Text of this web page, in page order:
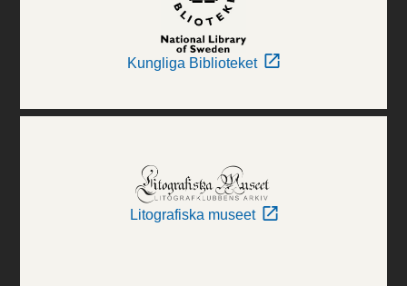
Kungliga Biblioteket
Litografiska museet